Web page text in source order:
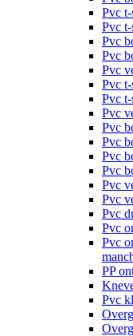
Pvc
Pvc
Pvc
Pvc
Pvc
Pvc
Pvc
Pvc
Pvc
Pvc
Pvc
Pvc
Pvc
Pvc
Pvc
Pvc
Pvc
PP
Pvc